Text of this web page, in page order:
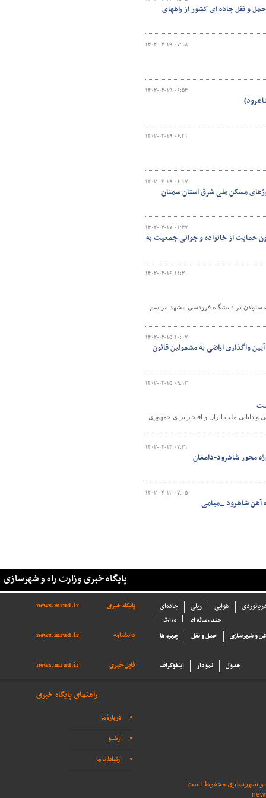
و نقل جاده ای کشور از راههای
۱۴۰۲-۰۴-۱۹ ۰۷:۱۸
۱۴۰۲-۰۴-۱۹ ۰۶:۵۴
۱۴۰۲-۰۴-۱۹ ۰۶:۴۱
۱۴۰۲-۰۴-۱۹ ۰۶:۱۷
مسکن ملی شرق استان سمنان
۱۴۰۲-۰۴-۱۷ ۰۶:۴۷
و بیشتر در قانون حمایت از خانواده و جوانی جمعیت به
۱۴۰۲-۰۴-۱۶ ۱۱:۲۰
مسئولان در دانشگاه فرودسی مشهد مراسم
۱۴۰۲-۰۴-۱۵ ۱۰:۰۷
واگذاری اراضی به مشمولین قانون
۱۴۰۲-۰۴-۱۵ ۰۹:۱۳
خودباوری، توانایی و دانایی ملت ایران و افتخار برای جمهوری
۱۴۰۲-۰۴-۱۴ ۰۷:۳۱
محور شاهرود-دامغان
۱۴۰۲-۰۴-۱۲ ۰۷:۰۵
آهن شاهرود _میامی
پایگاه خبری وزارت راه و شهرسازی
پایگاه خبری news.mrud.ir جاده‌ای ریلی هوایی
وزارتی
چند رسانه ای
دانشنامه
news.mrud.ir چهره ها حمل و نقل و شهرسازی
فایل خبری news.mrud.ir اینفوگراف نمودار جدول
راهنمای پایگاه خبری
دربارهٔ ما
آرشیو
ارتباط با ما
و شهرسازی محفوظ است